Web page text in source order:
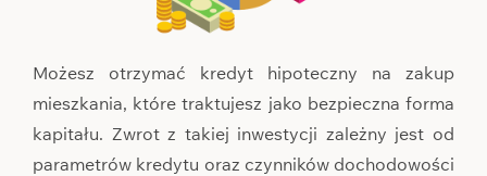
Możesz otrzymać kredyt hipoteczny na zakup
mieszkania, które traktujesz jako bezpieczna forma
kapitału. Zwrot z takiej inwestycji zależny jest od
parametrów kredytu oraz czynników dochodowości